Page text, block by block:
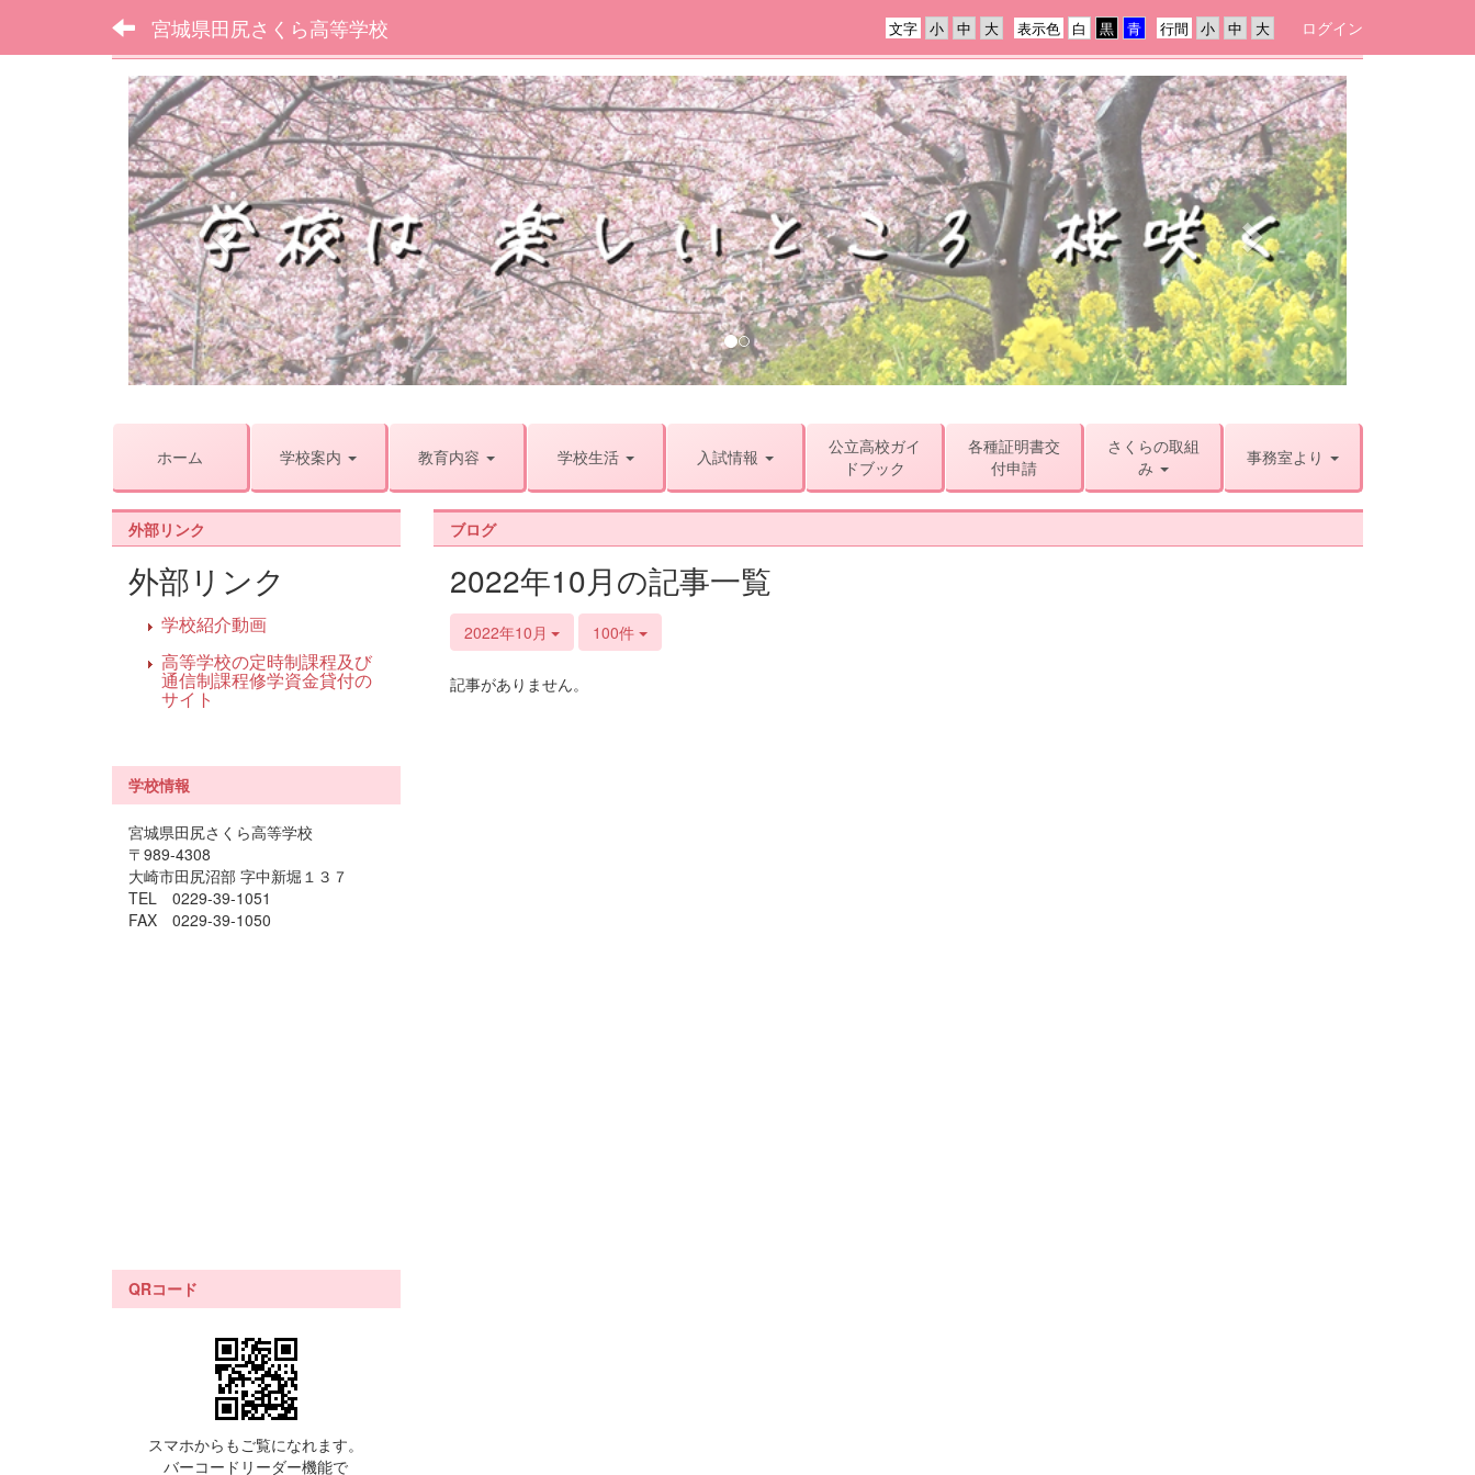
宮城県田尻さくら高等学校 行間
表示色
文字 ログイン
フォトアルバム
p
r
e
v
i
o
u
s
n
e
x
t
ホーム 学校案内 教育内容 学校生活 入試情報
公立高校ガイ
ドブック
各種証明書交
付申請
さくらの取組
み
事務室より
ブログ
2022年10月の記事一覧
2022年10月 100件
記事がありません。
外部リンク
外部リンク
学校紹介動画
高等学校の定時制課程及び
通信制課程修学資金貸付の
サイト
学校情報
宮城県田尻さくら高等学校
〒989-4308
大崎市田尻沼部 字中新堀１３７
TEL 0229-39-1051
FAX 0229-39-1050
QRコード
スマホからもご覧になれます。
バーコードリーダー機能で